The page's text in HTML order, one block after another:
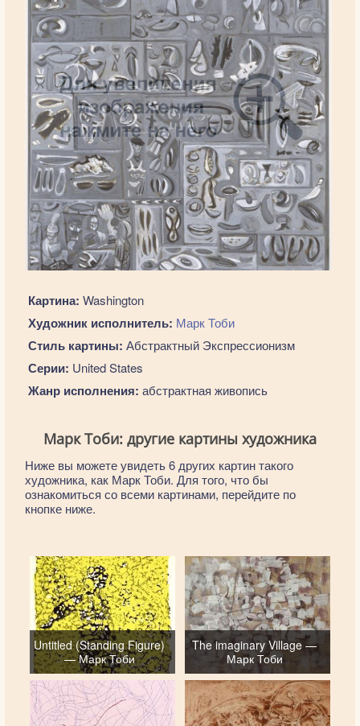
Картина: Washington
Художник исполнитель: Марк Тоби
Стиль картины: Абстрактный Экспрессионизм
Серии: United States
Жанр исполнения: абстрактная живопись
Марк Тоби: другие картины художника
Ниже вы можете увидеть 6 других картин такого
художника, как Марк Тоби. Для того, что бы
ознакомиться со всеми картинами, перейдите по
кнопке ниже.
Untitled (Standing Figure)
— Марк Тоби
The imaginary Village —
Марк Тоби